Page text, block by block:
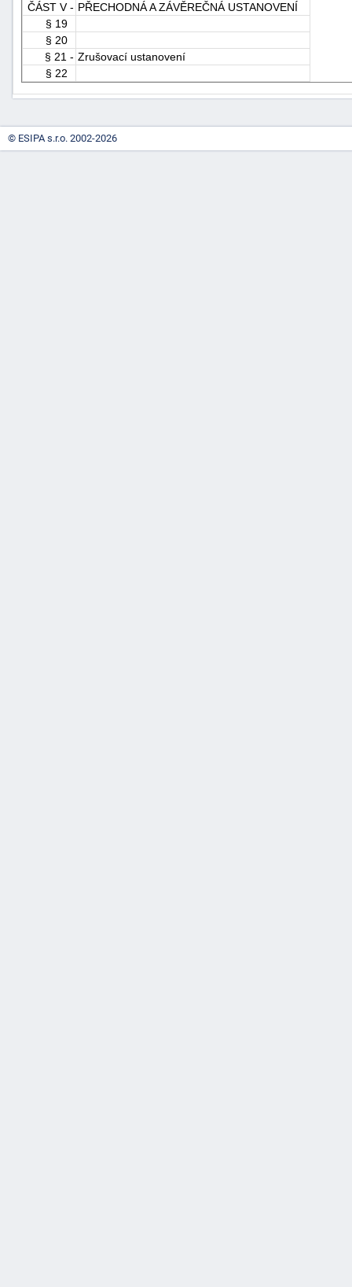
ČÁST V - PŘECHODNÁ A ZÁVĚREČNÁ USTANOVENÍ
§ 19
§ 20
§ 21 - Zrušovací ustanovení
§ 22
© ESIPA s.r.o. 2002-2026